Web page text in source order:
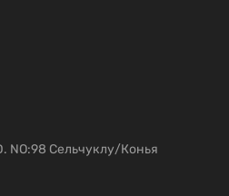
NO:98 Сельчуклу/Конья